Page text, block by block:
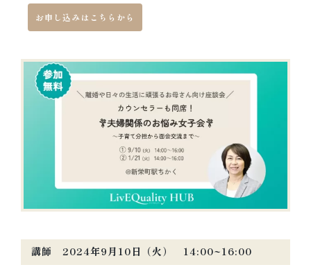
お申し込みはこちらから
講師 2024年9月10日（火） 14:00~16:00